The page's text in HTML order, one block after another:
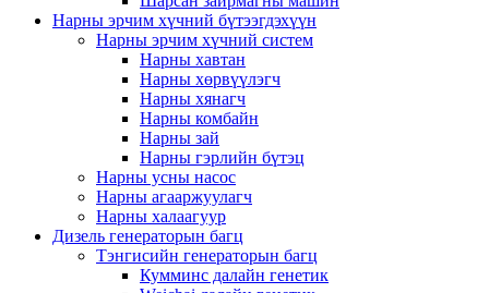
Нарны эрчим хүчний бүтээгдэхүүн
Нарны эрчим хүчний систем
Нарны хавтан
Нарны хөрвүүлэгч
Нарны хянагч
Нарны комбайн
Нарны зай
Нарны гэрлийн бүтэц
Нарны усны насос
Нарны агааржуулагч
Нарны халаагуур
Дизель генераторын багц
Тэнгисийн генераторын багц
Кумминс далайн генетик